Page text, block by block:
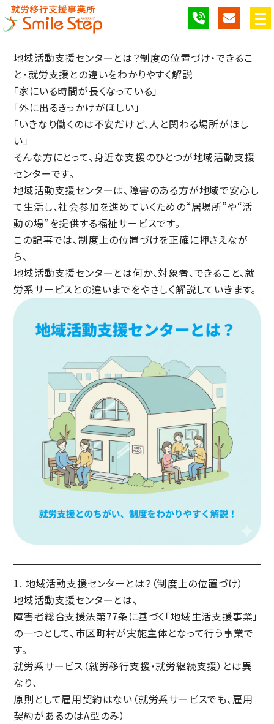
地域活動支援センターとは？制度の位置づけ・できるこ
と・就労支援との違いをわかりやすく解説
「家にいる時間が長くなっている」
「外に出るきっかけがほしい」
「いきなり働くのは不安だけど、人と関わる場所がほし
い」
そんな方にとって、身近な支援のひとつが地域活動支援
センターです。
地域活動支援センターは、障害のある方が地域で安心し
て生活し、社会参加を進めていくための“居場所”や“活
動の場”を提供する福祉サービスです。
この記事では、制度上の位置づけを正確に押さえなが
ら、
地域活動支援センターとは何か、対象者、できること、就
労系サービスとの違いまでをやさしく解説していきます。
1. 地域活動支援センターとは？（制度上の位置づけ）
地域活動支援センター とは、
障害者総合支援法第77条に基づく「地域生活支援事業」
の一つとして、市区町村が実施主体となって行う事業で
す。
就労系サービス（就労移行支援・就労継続支援）とは異
なり、
原則として雇用契約はない （就労系サービスでも、雇用
契約があるのはA型のみ）